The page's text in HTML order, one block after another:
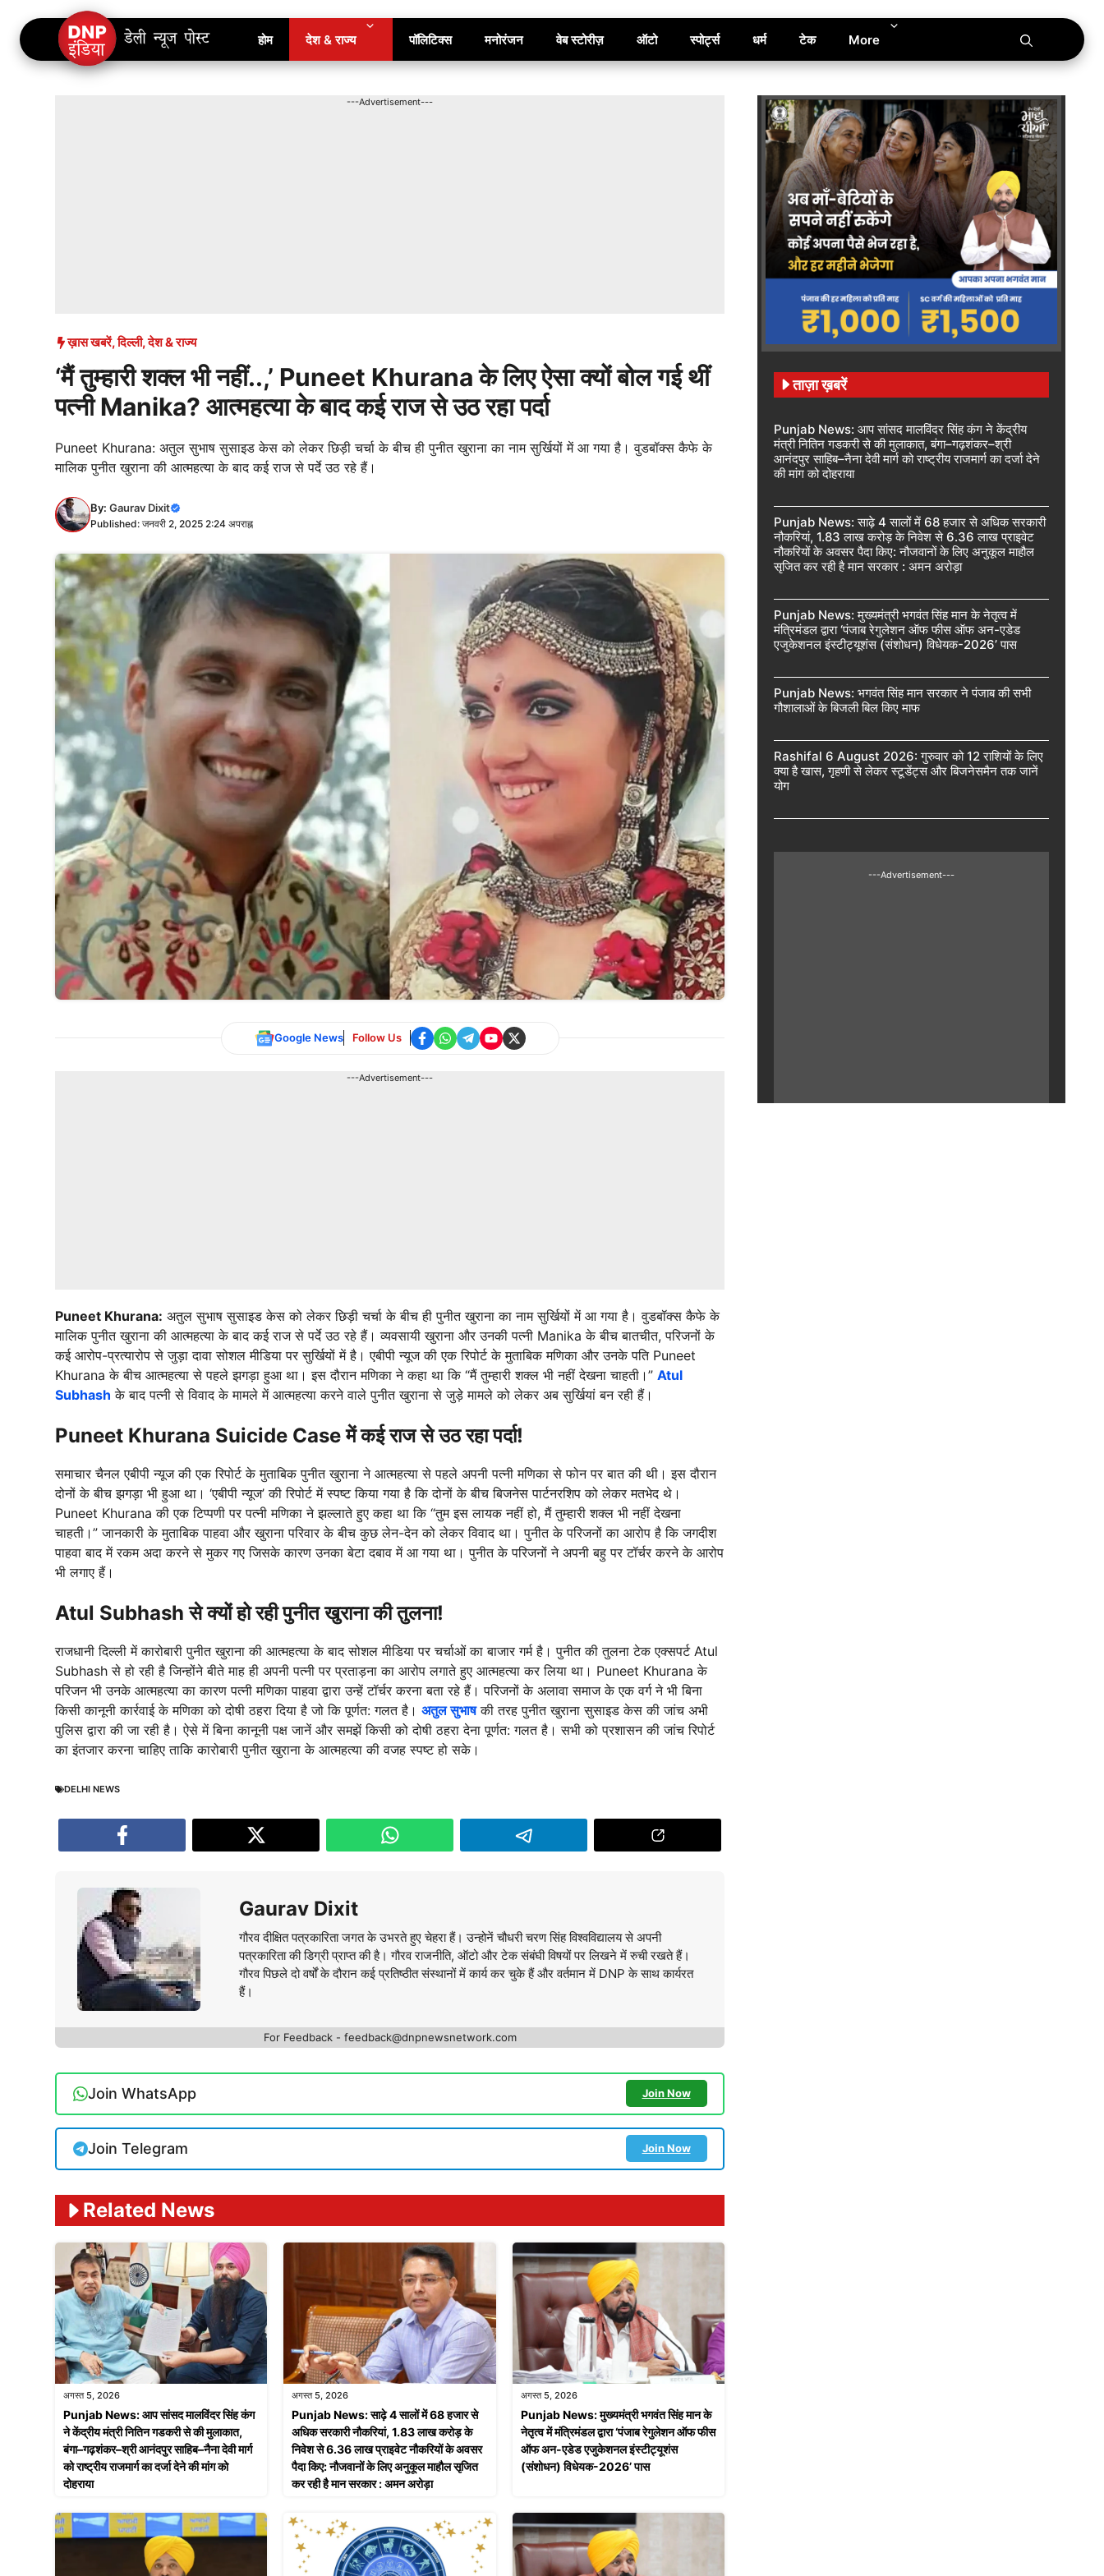
Skip
content
होम देश & राज्य पॉलिटिक्स मनोरंजन वेब स्टोरीज़ ऑटो स्पोर्ट्स धर्म टेक More
---Advertisement---
ख़ास खबरें,दिल्ली,देश & राज्य
‘मैं तुम्हारी शक्ल भी नहीं..,’ Puneet Khurana के लिए ऐसा क्यों बोल गई थीं
पत्नी Manika? आत्महत्या के बाद कई राज से उठ रहा पर्दा
Puneet Khurana: अतुल सुभाष सुसाइड केस को लेकर छिड़ी चर्चा के बीच ही पुनीत खुराना का नाम सुर्खियों में आ गया है। वुडबॉक्स कैफे के
मालिक पुनीत खुराना की आत्महत्या के बाद कई राज से पर्दे उठ रहे हैं।
By: Gaurav Dixit
Published: जनवरी 2, 2025 2:24 अपराह्न
Google News Follow Us
---Advertisement---
Puneet Khurana: अतुल सुभाष सुसाइड केस को लेकर छिड़ी चर्चा के बीच ही पुनीत खुराना का नाम सुर्खियों में आ गया है। वुडबॉक्स कैफे के
मालिक पुनीत खुराना की आत्महत्या के बाद कई राज से पर्दे उठ रहे हैं। व्यवसायी खुराना और उनकी पत्नी Manika के बीच बातचीत, परिजनों के
कई आरोप-प्रत्यारोप से जुड़ा दावा सोशल मीडिया पर सुर्खियों में है। एबीपी न्यूज की एक रिपोर्ट के मुताबिक मणिका और उनके पति Puneet
Khurana के बीच आत्महत्या से पहले झगड़ा हुआ था। इस दौरान मणिका ने कहा था कि “मैं तुम्हारी शक्ल भी नहीं देखना चाहती।” Atul
Subhash के बाद पत्नी से विवाद के मामले में आत्महत्या करने वाले पुनीत खुराना से जुड़े मामले को लेकर अब सुर्खियां बन रही हैं।
Puneet Khurana Suicide Case में कई राज से उठ रहा पर्दा!
समाचार चैनल एबीपी न्यूज की एक रिपोर्ट के मुताबिक पुनीत खुराना ने आत्महत्या से पहले अपनी पत्नी मणिका से फोन पर बात की थी। इस दौरान
दोनों के बीच झगड़ा भी हुआ था। ‘एबीपी न्यूज’ की रिपोर्ट में स्पष्ट किया गया है कि दोनों के बीच बिजनेस पार्टनरशिप को लेकर मतभेद थे।
Puneet Khurana की एक टिप्पणी पर पत्नी मणिका ने झल्लाते हुए कहा था कि “तुम इस लायक नहीं हो, मैं तुम्हारी शक्ल भी नहीं देखना
चाहती।” जानकारी के मुताबिक पाहवा और खुराना परिवार के बीच कुछ लेन-देन को लेकर विवाद था। पुनीत के परिजनों का आरोप है कि जगदीश
पाहवा बाद में रकम अदा करने से मुकर गए जिसके कारण उनका बेटा दबाव में आ गया था। पुनीत के परिजनों ने अपनी बहु पर टॉर्चर करने के आरोप
भी लगाए हैं।
Atul Subhash से क्यों हो रही पुनीत खुराना की तुलना!
राजधानी दिल्ली में कारोबारी पुनीत खुराना की आत्महत्या के बाद सोशल मीडिया पर चर्चाओं का बाजार गर्म है। पुनीत की तुलना टेक एक्सपर्ट Atul
Subhash से हो रही है जिन्होंने बीते माह ही अपनी पत्नी पर प्रताड़ना का आरोप लगाते हुए आत्महत्या कर लिया था। Puneet Khurana के
परिजन भी उनके आत्महत्या का कारण पत्नी मणिका पाहवा द्वारा उन्हें टॉर्चर करना बता रहे हैं। परिजनों के अलावा समाज के एक वर्ग ने भी बिना
किसी कानूनी कार्रवाई के मणिका को दोषी ठहरा दिया है जो कि पूर्णत: गलत है। अतुल सुभाषकी तरह पुनीत खुराना सुसाइड केस की जांच अभी
पुलिस द्वारा की जा रही है। ऐसे में बिना कानूनी पक्ष जानें और समझें किसी को दोषी ठहरा देना पूर्णत: गलत है। सभी को प्रशासन की जांच रिपोर्ट
का इंतजार करना चाहिए ताकि कारोबारी पुनीत खुराना के आत्महत्या की वजह स्पष्ट हो सके।
DELHI NEWS
Gaurav Dixit
गौरव दीक्षित पत्रकारिता जगत के उभरते हुए चेहरा हैं। उन्होनें चौधरी चरण सिंह विश्वविद्यालय से अपनी
पत्रकारिता की डिग्री प्राप्त की है। गौरव राजनीति, ऑटो और टेक संबंघी विषयों पर लिखने में रुची रखते हैं।
गौरव पिछले दो वर्षों के दौरान कई प्रतिष्ठीत संस्थानों में कार्य कर चुके हैं और वर्तमान में DNP के साथ कार्यरत
हैं।
For Feedback - feedback@dnpnewsnetwork.com
Join WhatsApp Join Now
Join Telegram Join Now
Related News
अगस्त 5, 2026
Punjab News: आप सांसद मालविंदर सिंह कंग
ने केंद्रीय मंत्री नितिन गडकरी से की मुलाकात,
बंगा–गढ़शंकर–श्री आनंदपुर साहिब–नैना देवी मार्ग
को राष्ट्रीय राजमार्ग का दर्जा देने की मांग को
दोहराया
अगस्त 5, 2026
Punjab News: साढ़े 4 सालों में 68 हजार से
अधिक सरकारी नौकरियां, 1.83 लाख करोड़ के
निवेश से 6.36 लाख प्राइवेट नौकरियों के अवसर
पैदा किए: नौजवानों के लिए अनुकूल माहौल सृजित
कर रही है मान सरकार : अमन अरोड़ा
अगस्त 5, 2026
Punjab News: मुख्यमंत्री भगवंत सिंह मान के
नेतृत्व में मंत्रिमंडल द्वारा ‘पंजाब रेगुलेशन ऑफ फीस
ऑफ अन-एडेड एजुकेशनल इंस्टीट्यूशंस
(संशोधन) विधेयक-2026’ पास
ताज़ा ख़बरें
Punjab News: आप सांसद मालविंदर सिंह कंग ने केंद्रीय
मंत्री नितिन गडकरी से की मुलाकात, बंगा–गढ़शंकर–श्री
आनंदपुर साहिब–नैना देवी मार्ग को राष्ट्रीय राजमार्ग का दर्जा देने
की मांग को दोहराया
Punjab News: साढ़े 4 सालों में 68 हजार से अधिक सरकारी
नौकरियां, 1.83 लाख करोड़ के निवेश से 6.36 लाख प्राइवेट
नौकरियों के अवसर पैदा किए: नौजवानों के लिए अनुकूल माहौल
सृजित कर रही है मान सरकार : अमन अरोड़ा
Punjab News: मुख्यमंत्री भगवंत सिंह मान के नेतृत्व में
मंत्रिमंडल द्वारा ‘पंजाब रेगुलेशन ऑफ फीस ऑफ अन-एडेड
एजुकेशनल इंस्टीट्यूशंस (संशोधन) विधेयक-2026’ पास
Punjab News: भगवंत सिंह मान सरकार ने पंजाब की सभी
गौशालाओं के बिजली बिल किए माफ
Rashifal 6 August 2026: गुरुवार को 12 राशियों के लिए
क्या है खास, गृहणी से लेकर स्टूडेंट्स और बिजनेसमैन तक जानें
योग
---Advertisement---